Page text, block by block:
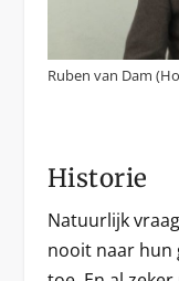
Ruben van Dam
Historie
Natuurlijk
nooit naar